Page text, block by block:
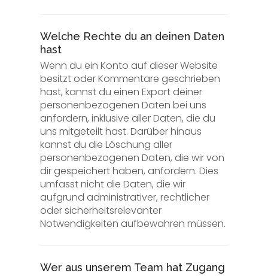
Welche Rechte du an deinen Daten
hast
Wenn du ein Konto auf dieser Website
besitzt oder Kommentare geschrieben
hast, kannst du einen Export deiner
personenbezogenen Daten bei uns
anfordern, inklusive aller Daten, die du
uns mitgeteilt hast. Darüber hinaus
kannst du die Löschung aller
personenbezogenen Daten, die wir von
dir gespeichert haben, anfordern. Dies
umfasst nicht die Daten, die wir
aufgrund administrativer, rechtlicher
oder sicherheitsrelevanter
Notwendigkeiten aufbewahren müssen.
Wer aus unserem Team hat Zugang